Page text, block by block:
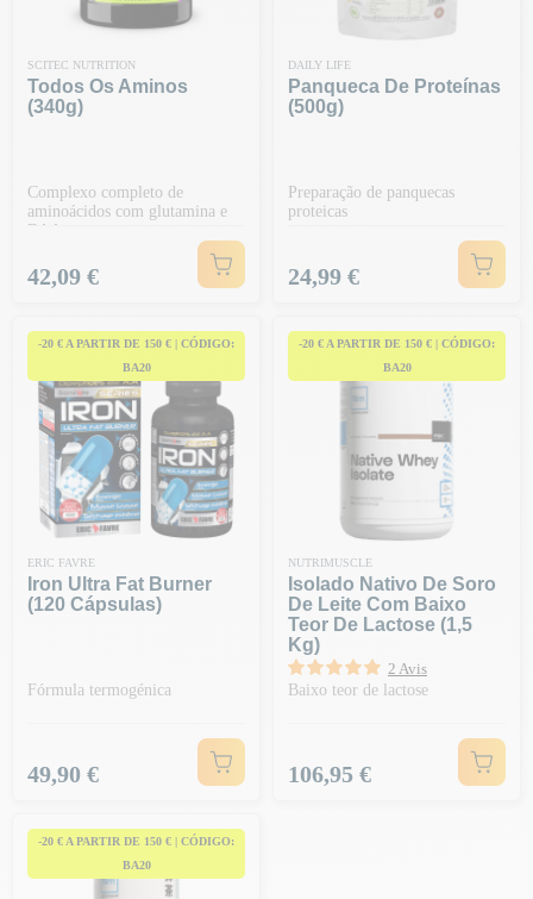
SCITEC NUTRITION
Todos Os Aminos
(340g)
Complexo completo de
aminoácidos com glutamina e
EAA
Preço
42,09 €
DAILY LIFE
Panqueca De Proteínas
(500g)
Preparação de panquecas
proteicas
Preço
24,99 €
-20 € A PARTIR DE 150 € | CÓDIGO:
BA20
ERIC FAVRE
Iron Ultra Fat Burner
(120 Cápsulas)
Fórmula termogénica
Preço
49,90 €
-20 € A PARTIR DE 150 € | CÓDIGO:
BA20
NUTRIMUSCLE
Isolado Nativo De Soro
De Leite Com Baixo
Teor De Lactose (1,5
Kg)
2 Avis
Baixo teor de lactose
Preço
106,95 €
-20 € A PARTIR DE 150 € | CÓDIGO:
BA20